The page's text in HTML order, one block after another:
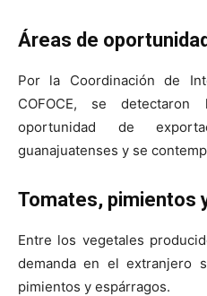
Áreas de
Por la Coordinación de
COFOCE, se
oportunidad de
guanajuatenses y se
Tomates, pimientos
Entre los vegetales
demanda en el extranjero
pimientos y espárragos.